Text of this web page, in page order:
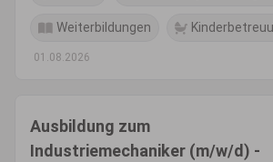
Weiterbildungen
01.08.2026
Ausbildung zum
Industriemechaniker (m/w/d) -